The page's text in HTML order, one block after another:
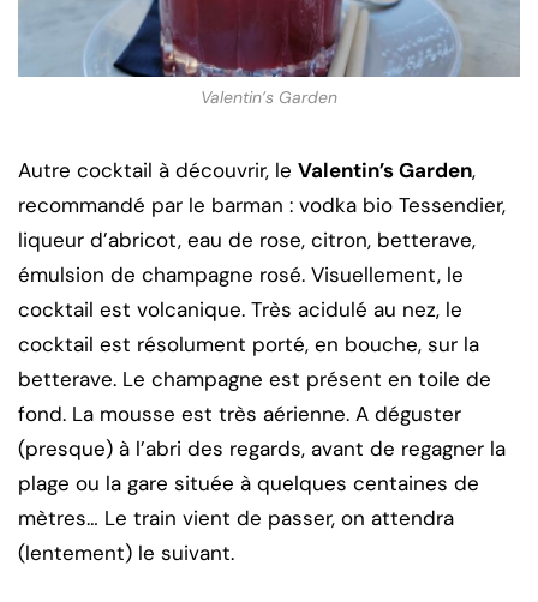
Valentin’s Garden
Autre cocktail à découvrir, le Valentin’s Garden,
recommandé par le barman : vodka bio Tessendier,
liqueur d’abricot, eau de rose, citron, betterave,
émulsion de champagne rosé. Visuellement, le
cocktail est volcanique. Très acidulé au nez, le
cocktail est résolument porté, en bouche, sur la
betterave. Le champagne est présent en toile de
fond. La mousse est très aérienne. A déguster
(presque) à l’abri des regards, avant de regagner la
plage ou la gare située à quelques centaines de
mètres… Le train vient de passer, on attendra
(lentement) le suivant.